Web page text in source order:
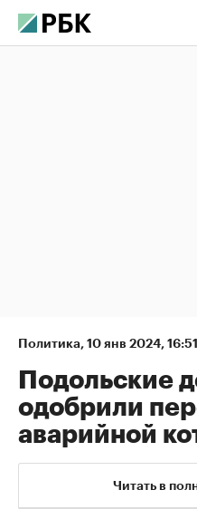
Политика, 10 янв 2024, 16:51
Подольские
одобрили
аварийной
Читать в